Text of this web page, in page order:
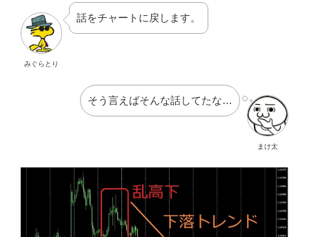
みぐらとり
話をチャートに戻します。
まけ太
そう言えばそんな話してたな…